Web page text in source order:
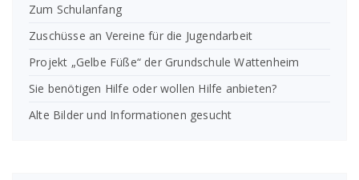
Zum Schulanfang
Zuschüsse an Vereine für die Jugendarbeit
Projekt „Gelbe Füße“ der Grundschule Wattenheim
Sie benötigen Hilfe oder wollen Hilfe anbieten?
Alte Bilder und Informationen gesucht